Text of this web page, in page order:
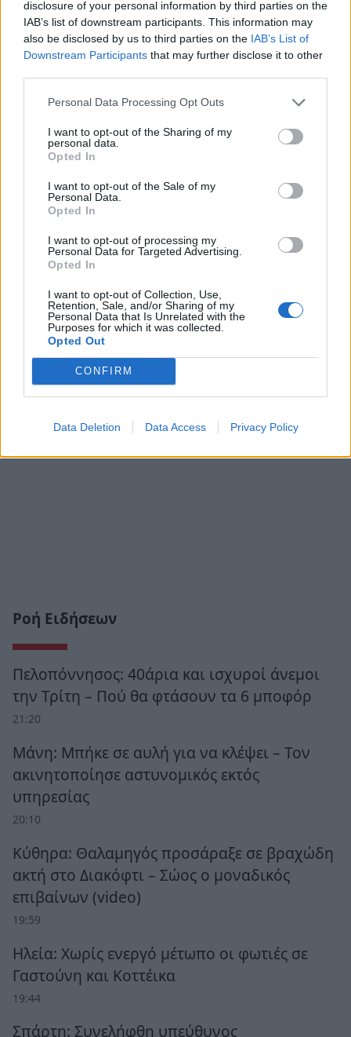
disclosure of your personal information by third parties on the
IAB’s list of downstream participants. This information may
also be disclosed by us to third parties on the IAB’s List of
Downstream Participants that may further disclose it to other
Personal Data Processing Opt Outs
I want to opt-out of the Sharing of my
personal data.
Opted In
I want to opt-out of the Sale of my
Personal Data.
Opted In
I want to opt-out of processing my
Personal Data for Targeted Advertising.
Opted In
I want to opt-out of Collection, Use,
Retention, Sale, and/or Sharing of my
Personal Data that Is Unrelated with the
Purposes for which it was collected.
Opted Out
CONFIRM
Data Deletion Data Access Privacy Policy
Ροή Ειδήσεων
Πελοπόννησος: 40άρια και ισχυροί άνεμοι
την Τρίτη – Πού θα φτάσουν τα 6 μποφόρ
21:20
Μάνη: Μπήκε σε αυλή για να κλέψει – Τον
ακινητοποίησε αστυνομικός εκτός
υπηρεσίας
20:10
Κύθηρα: Θαλαμηγός προσάραξε σε βραχώδη
ακτή στο Διακόφτι – Σώος ο μοναδικός
επιβαίνων (video)
19:59
Ηλεία: Χωρίς ενεργό μέτωπο οι φωτιές σε
Γαστούνη και Κοττέικα
19:44
Σπάρτη: Συνελήφθη υπεύθυνος